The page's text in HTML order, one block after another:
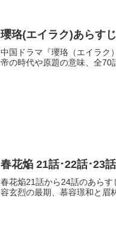
瓔珞(エイラク)あらす
中国ドラマ『瓔珞（エイラク
帝の時代や原題の意味、全70
春花焔 21話･22話･23
春花焔21話から24話のあら
容玄烈の最期、慕容璟和と眉